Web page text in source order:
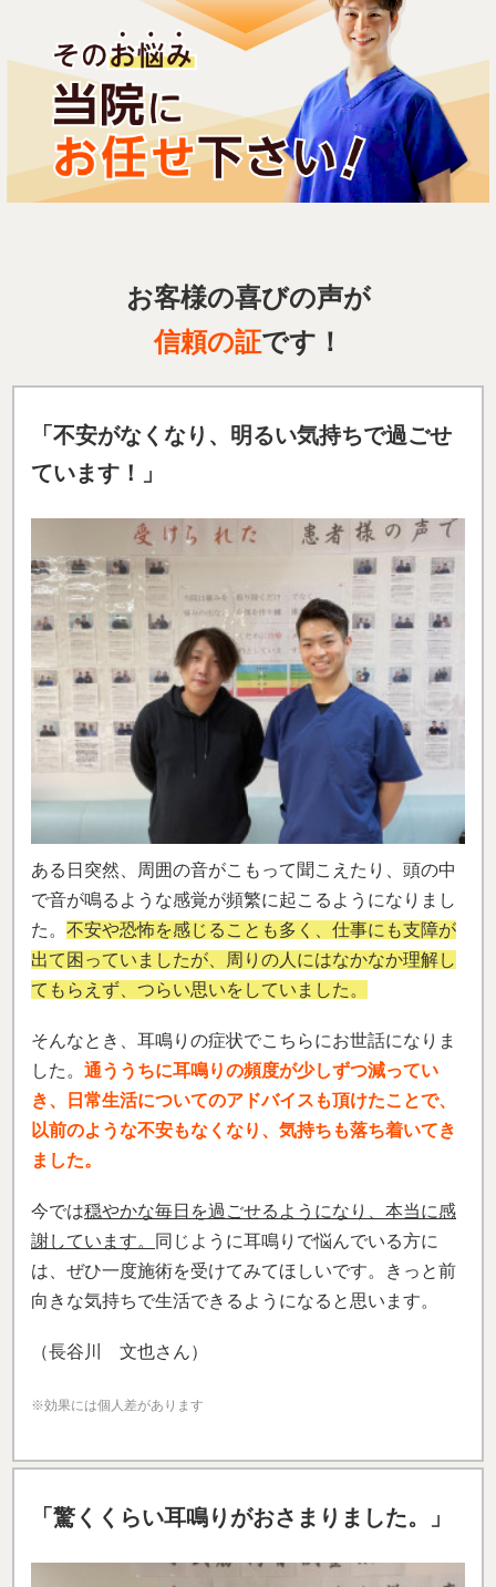
お客様の喜びの声が
信頼の証です！
「不安がなくなり、明るい気持ちで過ごせ
ています！」
ある日突然、周囲の音がこもって聞こえたり、頭の中
で音が鳴るような感覚が頻繁に起こるようになりまし
た。 不安や恐怖を感じることも多く、仕事にも支障が
出て困っていましたが、周りの人にはなかなか理解し
てもらえず、つらい思いをしていました。
そんなとき、耳鳴りの症状でこちらにお世話になりま
した。 通ううちに耳鳴りの頻度が少しずつ減ってい
き、日常生活についてのアドバイスも頂けたことで、
以前のような不安もなくなり、気持ちも落ち着いてき
ました。
今では穏やかな毎日を過ごせるようになり、本当に感
謝しています。
同じように耳鳴りで悩んでいる方に
は、ぜひ一度施術を受けてみてほしいです。きっと前
向きな気持ちで生活できるようになると思います。
（長谷川 文也さん）
※効果には個人差があります
「驚くくらい耳鳴りがおさまりました。」